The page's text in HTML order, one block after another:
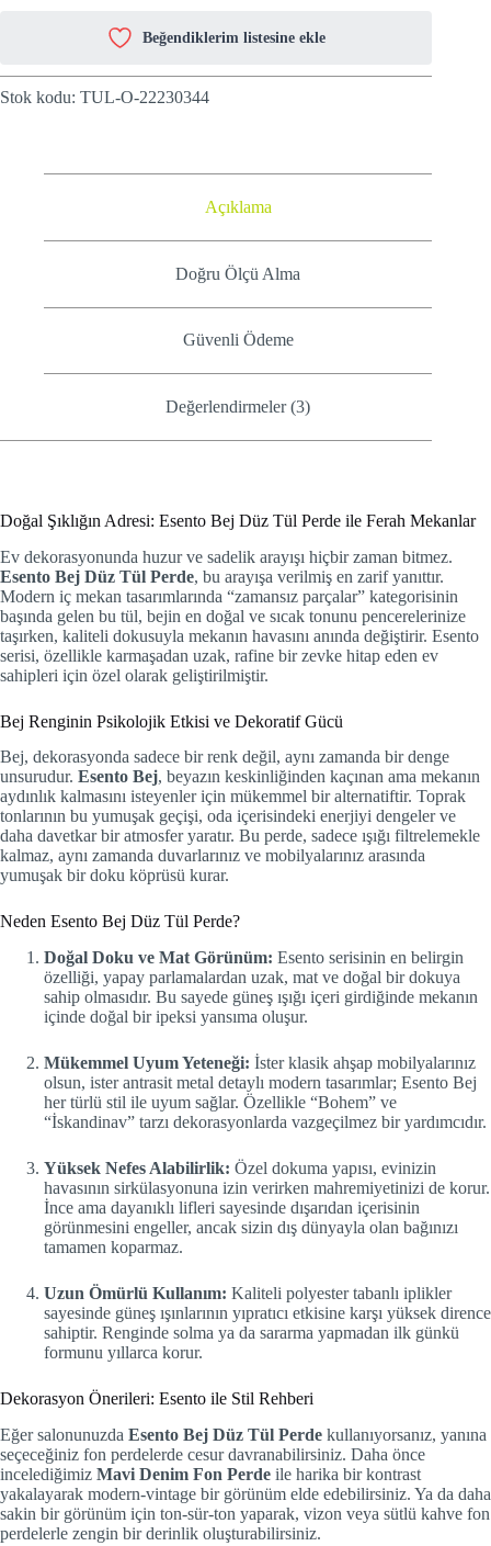
Beğendiklerim listesine ekle
Stok kodu: TUL-O-22230344
Açıklama
Doğru Ölçü Alma
Güvenli Ödeme
Değerlendirmeler (3)
Doğal Şıklığın Adresi: Esento Bej Düz Tül Perde ile Ferah Mekanlar
Ev dekorasyonunda huzur ve sadelik arayışı hiçbir zaman bitmez.
Esento Bej Düz Tül Perde, bu arayışa verilmiş en zarif yanıttır.
Modern iç mekan tasarımlarında “zamansız parçalar” kategorisinin
başında gelen bu tül, bejin en doğal ve sıcak tonunu pencerelerinize
taşırken, kaliteli dokusuyla mekanın havasını anında değiştirir. Esento
serisi, özellikle karmaşadan uzak, rafine bir zevke hitap eden ev
sahipleri için özel olarak geliştirilmiştir.
Bej Renginin Psikolojik Etkisi ve Dekoratif Gücü
Bej, dekorasyonda sadece bir renk değil, aynı zamanda bir denge
unsurudur. Esento Bej, beyazın keskinliğinden kaçınan ama mekanın
aydınlık kalmasını isteyenler için mükemmel bir alternatiftir. Toprak
tonlarının bu yumuşak geçişi, oda içerisindeki enerjiyi dengeler ve
daha davetkar bir atmosfer yaratır. Bu perde, sadece ışığı filtrelemekle
kalmaz, aynı zamanda duvarlarınız ve mobilyalarınız arasında
yumuşak bir doku köprüsü kurar.
Neden Esento Bej Düz Tül Perde?
Doğal Doku ve Mat Görünüm: Esento serisinin en belirgin
özelliği, yapay parlamalardan uzak, mat ve doğal bir dokuya
sahip olmasıdır. Bu sayede güneş ışığı içeri girdiğinde mekanın
içinde doğal bir ipeksi yansıma oluşur.
Mükemmel Uyum Yeteneği: İster klasik ahşap mobilyalarınız
olsun, ister antrasit metal detaylı modern tasarımlar; Esento Bej
her türlü stil ile uyum sağlar. Özellikle “Bohem” ve
“İskandinav” tarzı dekorasyonlarda vazgeçilmez bir yardımcıdır.
Yüksek Nefes Alabilirlik: Özel dokuma yapısı, evinizin
havasının sirkülasyonuna izin verirken mahremiyetinizi de korur.
İnce ama dayanıklı lifleri sayesinde dışarıdan içerisinin
görünmesini engeller, ancak sizin dış dünyayla olan bağınızı
tamamen koparmaz.
Uzun Ömürlü Kullanım: Kaliteli polyester tabanlı iplikler
sayesinde güneş ışınlarının yıpratıcı etkisine karşı yüksek dirence
sahiptir. Renginde solma ya da sararma yapmadan ilk günkü
formunu yıllarca korur.
Dekorasyon Önerileri: Esento ile Stil Rehberi
Eğer salonunuzda Esento Bej Düz Tül Perde kullanıyorsanız, yanına
seçeceğiniz fon perdelerde cesur davranabilirsiniz. Daha önce
incelediğimiz Mavi Denim Fon Perde ile harika bir kontrast
yakalayarak modern-vintage bir görünüm elde edebilirsiniz. Ya da daha
sakin bir görünüm için ton-sür-ton yaparak, vizon veya sütlü kahve fon
perdelerle zengin bir derinlik oluşturabilirsiniz.